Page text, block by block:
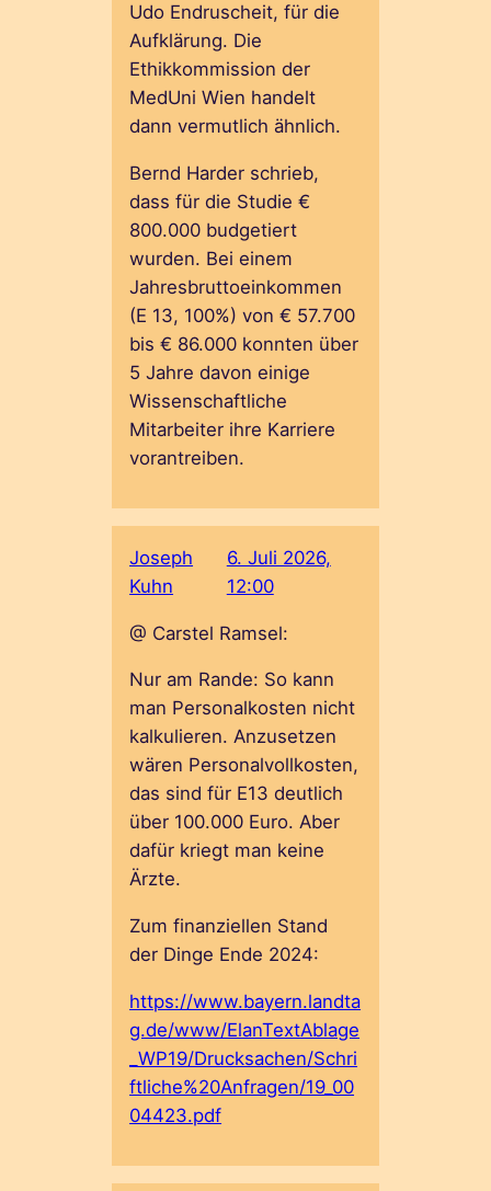
Udo Endruscheit, für die
Aufklärung. Die
Ethikkommission der
MedUni Wien handelt
dann vermutlich ähnlich.
Bernd Harder schrieb,
dass für die Studie €
800.000 budgetiert
wurden. Bei einem
Jahresbruttoeinkommen
(E 13, 100%) von € 57.700
bis € 86.000 konnten über
5 Jahre davon einige
Wissenschaftliche
Mitarbeiter ihre Karriere
vorantreiben.
Joseph
Kuhn
6. Juli 2026,
12:00
@ Carstel Ramsel:
Nur am Rande: So kann
man Personalkosten nicht
kalkulieren. Anzusetzen
wären Personalvollkosten,
das sind für E13 deutlich
über 100.000 Euro. Aber
dafür kriegt man keine
Ärzte.
Zum finanziellen Stand
der Dinge Ende 2024:
https://www.bayern.landta
g.de/www/ElanTextAblage
_WP19/Drucksachen/Schri
ftliche%20Anfragen/19_00
04423.pdf